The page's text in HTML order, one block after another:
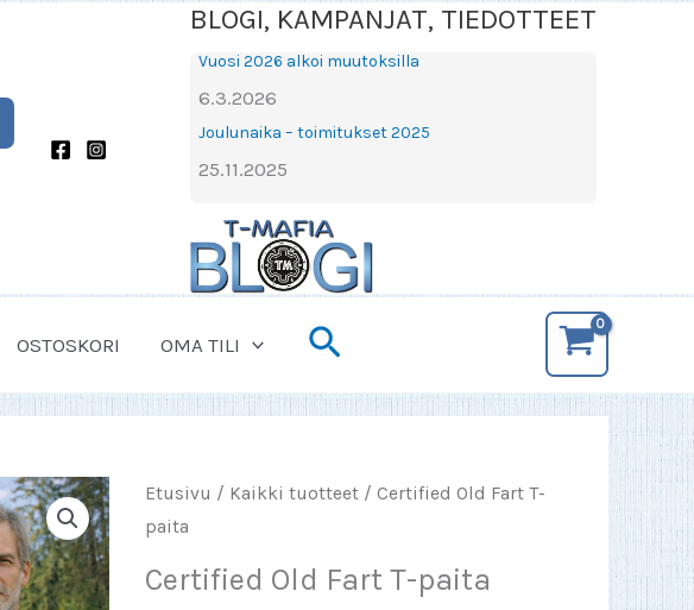
BLOGI, KAMPANJAT, TIEDOTTEET
Vuosi 2026 alkoi muutoksilla
6.3.2026
Joulunaika – toimitukset 2025
25.11.2025
OSTOSKORI OMA TILI Hae
Etusivu / Kaikki tuotteet/ Certified Old Fart T-
paita
Certified Old Fart T-paita